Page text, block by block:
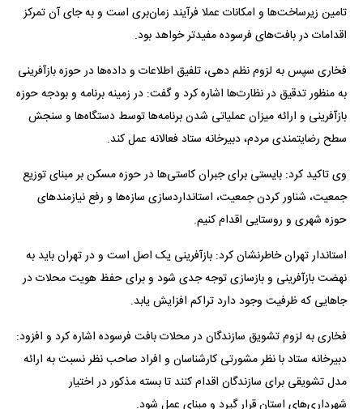
تامین زیرساخت‌ها و امکانات عملا فرآیند زمان‌بری است و به جای آن تمرکز
اقدامات در بافت‌های فرسوده مفیدتر خواهد بود.
فخاری سپس به لزوم نظم دهی، تلفیق اطلاعات و داده‌ها در حوزه بازآفرینی
به منظور تدقیق در نظارت‌ها اشاره کرد و گفت: در زمینه برنامه و بودجه حوزه
بازآفرینی و ارائه میزان عملیاتی شدن برنامه‌ها توسط دستگاه‌ها و سنجش
سطح رضایتمندی مردم، دبیرخانه ستاد فعالانه عمل کند.
وی تاکید کرد: بایستی برای جبران کاستی‌ها در حوزه مسکن بر مبنای توزیع
جمعیت، شناور کردن جمعیت، استانداردسازی سازه‌ها و رفع نیازمند‌های
حوزه شهری و روستایی اقدام کنیم.
استاندار تهران خاطرنشان کرد: بازآفرینی یک اصل است و در تهران باید به
نهضت بازآفرینی و بازسازی توجه جدی شود و برای حفظ هویت محلات در
جا‌هایی که ظرفیت وجود دارد تراکم افزایش یابد.
فخاری به لزوم تشویق سازندگان در محلات بافت فرسوده اشاره کرد و افزود:
دبیرخانه ستاد با نظر مشورتی کارشناسان و افراد صاحب نظر نسبت به ارائه
مدل تشویقی برای سازندگان اقدام کنند تا بسته مذکور در اختیار
شهرداری‌های استان قرار گیرد و مبنای عمل شود.